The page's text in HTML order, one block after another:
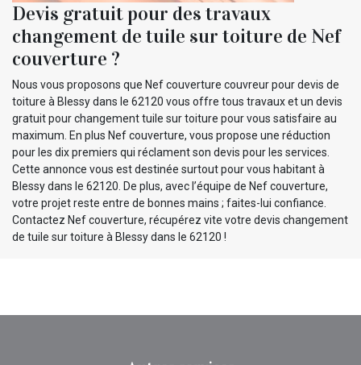
Devis gratuit pour des travaux
changement de tuile sur toiture de Nef
couverture ?
Nous vous proposons que Nef couverture couvreur pour devis de
toiture à Blessy dans le 62120 vous offre tous travaux et un devis
gratuit pour changement tuile sur toiture pour vous satisfaire au
maximum. En plus Nef couverture, vous propose une réduction
pour les dix premiers qui réclament son devis pour les services.
Cette annonce vous est destinée surtout pour vous habitant à
Blessy dans le 62120. De plus, avec l’équipe de Nef couverture,
votre projet reste entre de bonnes mains ; faites-lui confiance.
Contactez Nef couverture, récupérez vite votre devis changement
de tuile sur toiture à Blessy dans le 62120 !